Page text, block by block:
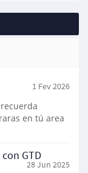
1 Fev 2026
en tú area
GTD
28 Jun 2025